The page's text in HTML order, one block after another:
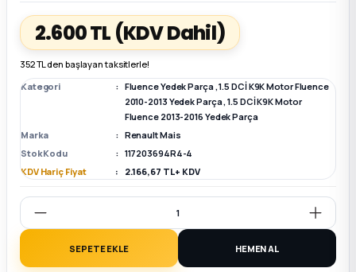
Megane E-TECH Yedek Parça
Parça2.600 TL (KDV Dahil)
352 TL den başlayan taksitlerle!
Kategori
Fluence Yedek Parça,1.5 DCİ K9K Motor Fluence
2010-2013 Yedek Parça,1.5 DCİ K9K Motor
Fluence 2013-2016 Yedek Parça
Marka
Renault Mais
Stok Kodu
117203694R4-4
KDV Hariç Fiyat
2.166,67 TL + KDV
SEPETE EKLE HEMEN AL